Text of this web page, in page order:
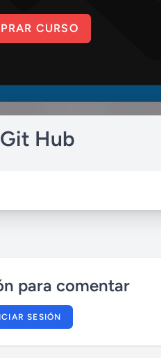
CURSO
Hub
para comentar
SESIÓN